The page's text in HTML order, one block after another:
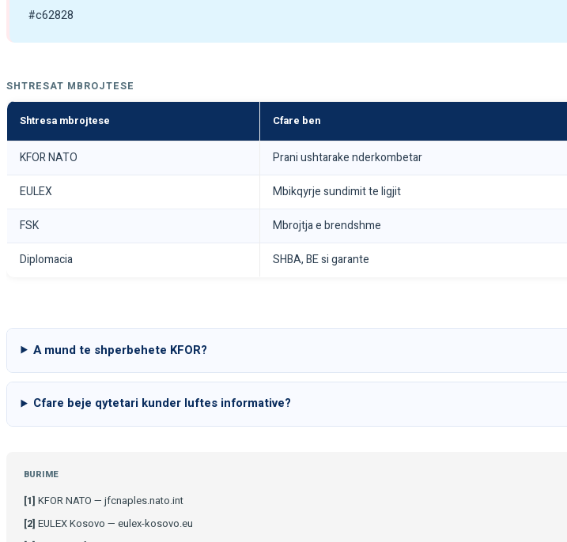
#c62828
SHTRESAT MBROJTESE
Shtresa mbrojtese Cfare ben
KFOR NATO Prani ushtarake nderkombetar
EULEX Mbikqyrje sundimit te ligjit
FSK Mbrojtja e brendshme
Diplomacia SHBA, BE si garante
A mund te shperbehete KFOR?
Cfare beje qytetari kunder luftes informative?
BURIME
[1] KFOR NATO — jfcnaples.nato.int
[2] EULEX Kosovo — eulex-kosovo.eu